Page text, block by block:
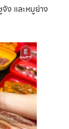
ง และหมูย่าง